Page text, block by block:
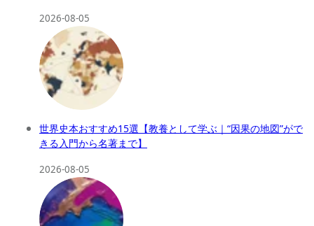
2026-08-05
世界史本おすすめ15選【教養として学ぶ｜“因果の地図”がで
きる入門から名著まで】
2026-08-05